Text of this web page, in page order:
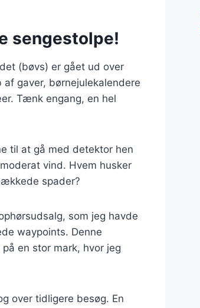
sengestolpe!
(bøvs) er gået ud over
gaver, børnejulekalendere
Tænk engang, en hel
til at gå med detektor hen
vind. Hvem husker
spader?
som jeg havde
waypoints. Denne
en stor mark, hvor jeg
over tidligere besøg. En